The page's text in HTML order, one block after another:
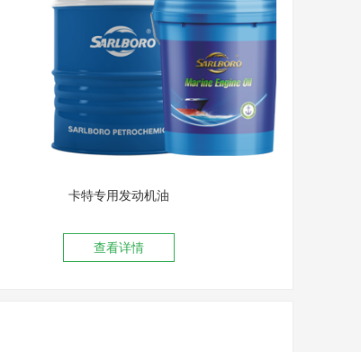
卡特专用发动机油
查看详情